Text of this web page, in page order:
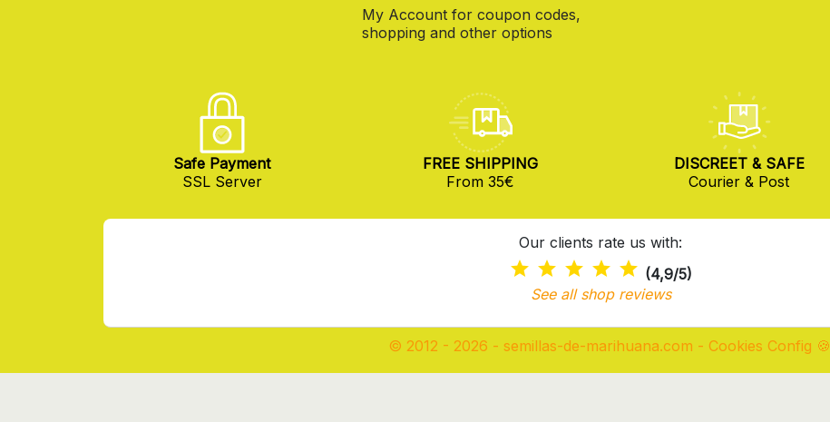
My Account for coupon codes,
shopping and other options
Safe Payment
SSL Server
FREE SHIPPING
From 35€
DISCREET & SAFE
Courier & Post
Our clients rate us with:
(4,9/5)
See all shop reviews
© 2012 - 2026 - semillas-de-marihuana.com - Cookies Config 🍪